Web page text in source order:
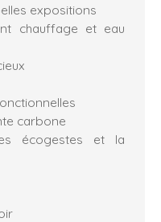
expositions
chauffage et eau
carbone
écogestes et la